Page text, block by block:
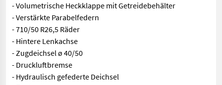
- Volumetrische Heckklappe mit Getreidebehälter
- Verstärkte Parabelfedern
- 710/50 R26,5 Räder
- Hintere Lenkachse
- Zugdeichsel ø 40/50
- Druckluftbremse
- Hydraulisch gefederte Deichsel